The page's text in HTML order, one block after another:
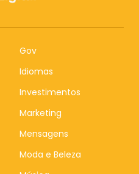
Gov
Idiomas
Investimentos
Marketing
Mensagens
Moda e Beleza